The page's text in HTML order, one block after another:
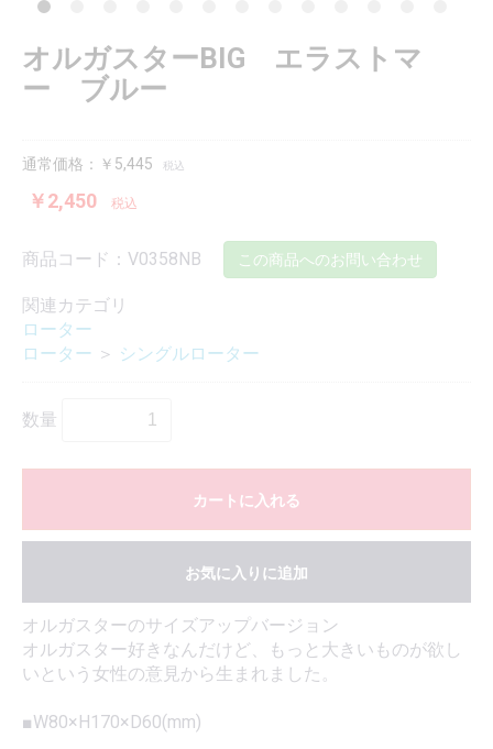
オルガスターBIG エラストマ
ー ブルー
通常価格：￥5,445 税込
￥2,450 税込
商品コード：V0358NB この商品へのお問い合わせ
関連カテゴリ
ローター
ローター ＞ シングルローター
数量
カートに入れる
お気に入りに追加
オルガスターのサイズアップバージョン
オルガスター好きなんだけど、もっと大きいものが欲し
いという女性の意見から生まれました。
■W80×H170×D60(mm)